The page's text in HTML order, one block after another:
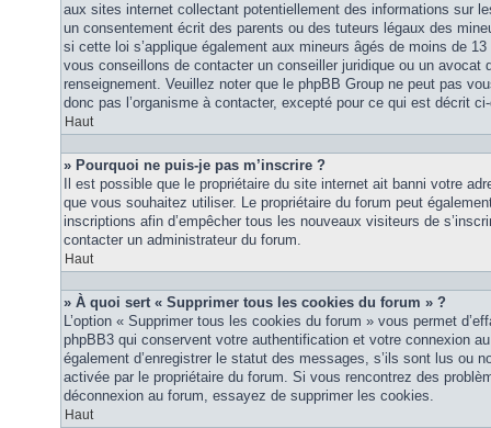
aux sites internet collectant potentiellement des informations sur
un consentement écrit des parents ou des tuteurs légaux des
si cette loi s’applique également aux mineurs âgés de moins de
vous conseillons de contacter un conseiller juridique ou un avocat
renseignement. Veuillez noter que le phpBB Group ne peut pas
donc pas l’organisme à contacter, excepté pour ce qui est décrit
Haut
» Pourquoi ne puis-je pas m’inscrire ?
Il est possible que le propriétaire du site internet ait banni votre
que vous souhaitez utiliser. Le propriétaire du forum peut
inscriptions afin d’empêcher tous les nouveaux visiteurs de
contacter un administrateur du forum.
Haut
» À quoi sert « Supprimer tous les cookies du forum » ?
L’option « Supprimer tous les cookies du forum » vous permet
phpBB3 qui conservent votre authentification et votre connexion
également d’enregistrer le statut des messages, s’ils sont lus ou
activée par le propriétaire du forum. Si vous rencontrez des
déconnexion au forum, essayez de supprimer les cookies.
Haut